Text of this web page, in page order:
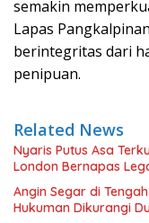
semakin
Lapas
berintegritas dari
penipuan.
Related News
Nyaris Putus Asa
London Bernapas
Angin Segar di
Hukuman Dikurangi